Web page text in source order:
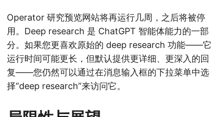
Operator 研究预览网站将再运行几周，之后将被停
用。Deep research 是 ChatGPT 智能体能力的一部
分。如果您更喜欢原始的 deep research 功能——它
运行时间可能更长，但默认提供更详细、更深入的回
复——您仍然可以通过在消息输入框的下拉菜单中选
择“deep research”来访问它。